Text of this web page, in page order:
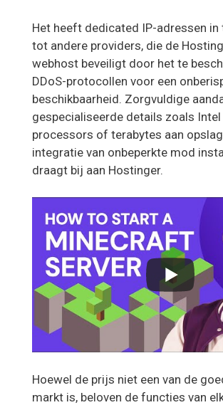
Het heeft dedicated IP-adressen
tot andere providers, die de
webhost beveiligt door het te
DDoS-protocollen voor een
beschikbaarheid. Zorgvuldige
gespecialiseerde details zoals Intel
processors of terabytes aan
integratie van onbeperkte mod
draagt bij aan Hostinger.
Hoewel de prijs niet een van de
markt is, beloven de functies van